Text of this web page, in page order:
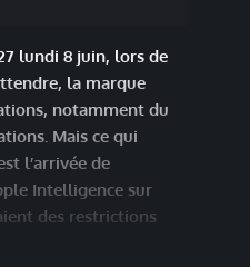
lundi 8 juin, lors de
la marque
notamment du
Mais ce qui
l’arrivée de
Intelligence sur
des restrictions